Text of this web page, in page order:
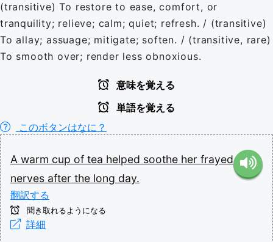
(transitive) To restore to ease, comfort, or
tranquility; relieve; calm; quiet; refresh. / (transitive)
To allay; assuage; mitigate; soften. / (transitive, rare)
To smooth over; render less obnoxious.
意味を覚える
単語を覚える
このボタンはなに？
A warm cup of tea helped soothe her frayed
nerves after the long day.
翻訳する
聞き取れるようになる
詳細